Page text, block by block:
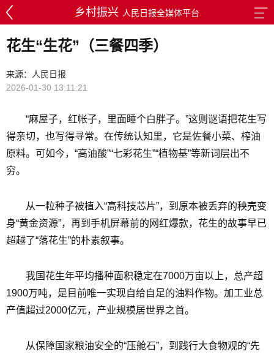
乡村振兴 人民日报全媒体平台
花生“生花”（三餐四季）
来源：人民日报
2026-01-30 13:11:21
“麻屋子，红帐子，里面睡个白胖子。”这则谜语把花生写
得亲切，也写得寻常。在传统认知里，它是佐餐小菜、榨油
原料。可如今，“高油酸”“七彩花生”“植物基”等新词层出不
穷。
从一粒种子被植入“高科技芯片”，到原本被丢弃的秧壳变
身“黄金资源”，再到手机屏幕前的网红爆款，花生的故事早已
超越了“落花生”的朴素叙事。
我国花生年平均播种面积稳定在7000万亩以上，总产超
1900万吨，是目前唯一实现自给自足的油料作物。加工业总
产值超过2000亿元，产业规模居世界之首。
从保障国家粮油安全的“压舱石”，到践行大食物观的“先